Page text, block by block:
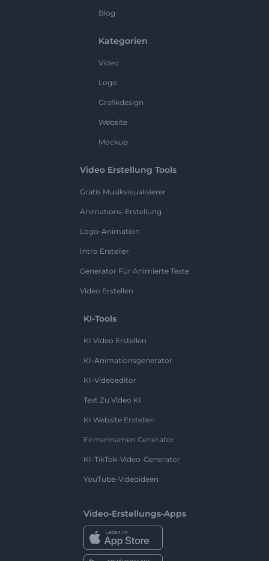
Blog
Kategorien
Video
Logo
Grafikdesign
Website
Mockup
Video Erstellung Tools
Gratis Musikvisualisierer
Animations-Erstellung
Logo-Animation
Intro Ersteller
Generator Für Animierte Texte
Video Erstellen
KI-Tools
KI Video Erstellen
KI-Animationsgenerator
KI-Videoeditor
Text Zu Video KI
KI Website Erstellen
Firmennamen Generator
KI-TikTok-Video-Generator
YouTube-Videoideen
Video-Erstellungs-Apps